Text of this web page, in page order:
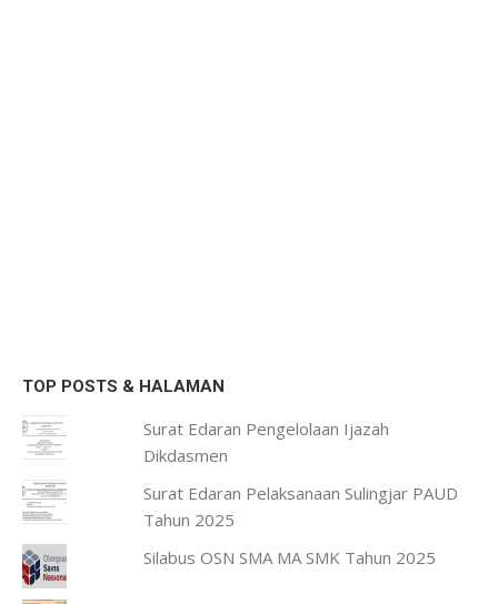
TOP POSTS & HALAMAN
Surat Edaran Pengelolaan Ijazah
Dikdasmen
Surat Edaran Pelaksanaan Sulingjar PAUD
Tahun 2025
Silabus OSN SMA MA SMK Tahun 2025